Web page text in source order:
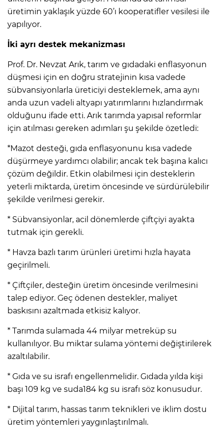
üretimin yaklaşık yüzde 60’ı kooperatifler vesilesi ile
yapılıyor.
İki ayrı destek mekanizması
Prof. Dr. Nevzat Arık, tarım ve gıdadaki enflasyonun
düşmesi için en doğru stratejinin kısa vadede
sübvansiyonlarla üreticiyi desteklemek, ama aynı
anda uzun vadeli altyapı yatırımlarını hızlandırmak
olduğunu ifade etti. Arık tarımda yapısal reformlar
için atılması gereken adımları şu şekilde özetledi:
*Mazot desteği, gıda enflasyonunu kısa vadede
düşürmeye yardımcı olabilir; ancak tek başına kalıcı
çözüm değildir. Etkin olabilmesi için desteklerin
yeterli miktarda, üretim öncesinde ve sürdürülebilir
şekilde verilmesi gerekir.
* Sübvansiyonlar, acil dönemlerde çiftçiyi ayakta
tutmak için gerekli.
* Havza bazlı tarım ürünleri üretimi hızla hayata
geçirilmeli.
* Çiftçiler, desteğin üretim öncesinde verilmesini
talep ediyor. Geç ödenen destekler, maliyet
baskısını azaltmada etkisiz kalıyor.
* Tarımda sulamada 44 milyar metreküp su
kullanılıyor. Bu miktar sulama yöntemi değiştirilerek
azaltılabilir.
* Gıda ve su israfı engellenmelidir. Gıdada yılda kişi
başı 109 kg ve suda184 kg su israfı söz konusudur.
* Dijital tarım, hassas tarım teknikleri ve iklim dostu
üretim yöntemleri yaygınlaştırılmalı.